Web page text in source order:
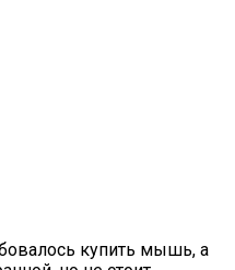
купить мышь, а